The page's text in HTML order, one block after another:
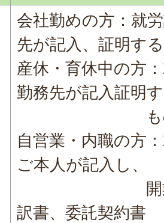
会社勤めの方：就
先が記入、証明す
産休・育休中の方
勤務先が記入証明
も
自営業・内職の方
ご本人が記入し、
開業届
訳書、委託契約書